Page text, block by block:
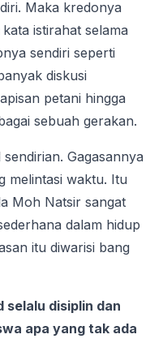
Maka kredonya
istirahat selama
sendiri seperti
diskusi
petani hingga
sebuah gerakan.
Gagasannya
melintasi waktu. Itu
Moh Natsir sangat
dalam hidup
itu diwarisi bang
selalu disiplin dan
apa yang tak ada